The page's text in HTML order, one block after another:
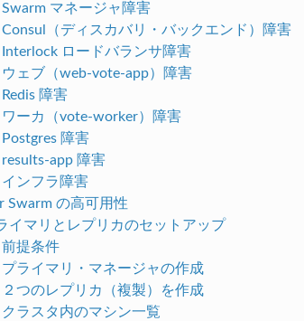
Swarm マネージャ障害
Consul（ディスカバリ・バックエンド）障害
Interlock ロードバランサ障害
ウェブ（web-vote-app）障害
Redis 障害
ワーカ（vote-worker）障害
Postgres 障害
results-app 障害
インフラ障害
Swarm の高可用性
イマリとレプリカのセットアップ
前提条件
プライマリ・マネージャの作成
２つのレプリカ（複製）を作成
クラスタ内のマシン一覧